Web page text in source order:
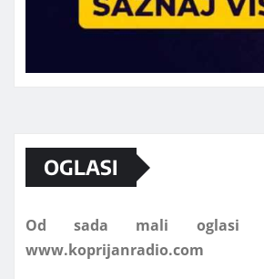
OGLASI
Od sada mali